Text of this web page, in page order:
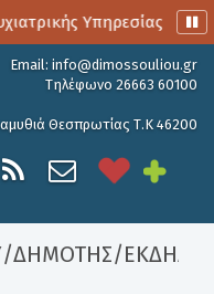
Υπηρεσίας
Email: info@dimossouliou.gr
Τηλέφωνο 26663 60100
Θεσπρωτίας Τ.Κ 46200
/ΔΗΜΟΤΗΣ/